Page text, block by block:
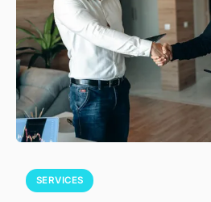
SERVICES